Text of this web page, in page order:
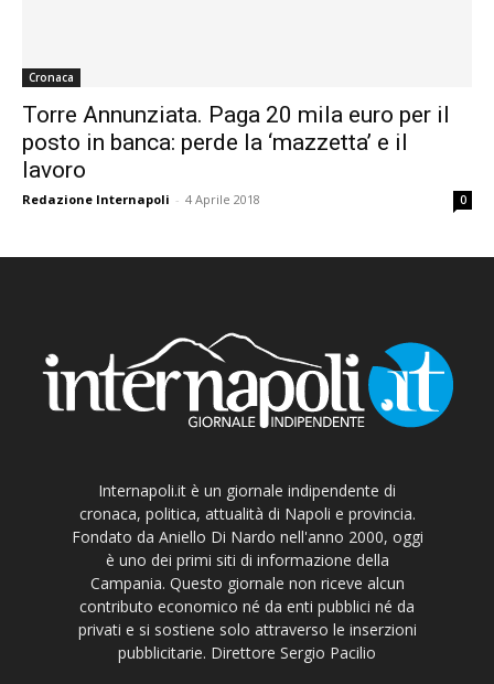
Cronaca
Torre Annunziata. Paga 20 mila euro per il
posto in banca: perde la ‘mazzetta’ e il
lavoro
Redazione Internapoli - 4 Aprile 2018 0
Internapoli.it è un giornale indipendente di
cronaca, politica, attualità di Napoli e provincia.
Fondato da Aniello Di Nardo nell'anno 2000, oggi
è uno dei primi siti di informazione della
Campania. Questo giornale non riceve alcun
contributo economico né da enti pubblici né da
privati e si sostiene solo attraverso le inserzioni
pubblicitarie. Direttore Sergio Pacilio